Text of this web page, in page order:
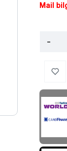
Mail
-